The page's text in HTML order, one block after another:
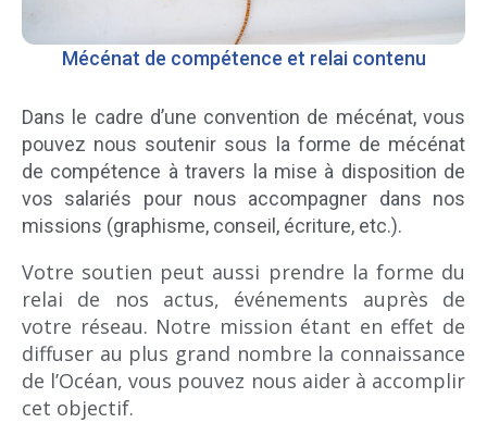
Mécénat de compétence et relai contenu
Dans le cadre d’une convention de mécénat, vous
pouvez nous soutenir sous la forme de mécénat
de compétence à travers la mise à disposition de
vos salariés pour nous accompagner dans nos
missions (graphisme, conseil, écriture, etc.).
Votre soutien peut aussi prendre la forme du
relai de nos actus, événements auprès de
votre réseau. Notre mission étant en effet de
diffuser au plus grand nombre la connaissance
de l’Océan, vous pouvez nous aider à accomplir
cet objectif.